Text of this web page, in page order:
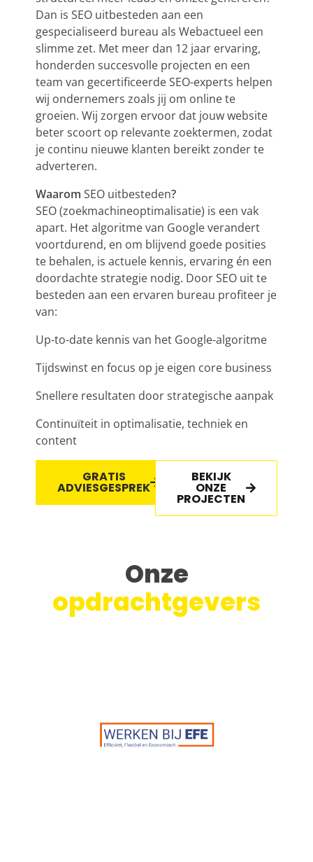
Dan is SEO uitbesteden aan een
gespecialiseerd bureau als Webactueel een
slimme zet. Met meer dan 12 jaar ervaring,
honderden succesvolle projecten en een
team van gecertificeerdeSEO-experts helpen
wij ondernemers zoals jij om online te
groeien. Wij zorgen ervoor dat jouw website
beter scoort op relevante zoektermen, zodat
je continu nieuwe klanten bereikt zonder te
adverteren.
Waarom SEO uitbesteden?
SEO(zoekmachineoptimalisatie) is een vak
apart. Het algoritme van Google verandert
voortdurend, en om blijvend goede posities
te behalen, is actuele kennis, ervaring én een
doordachte strategie nodig. DoorSEO uit te
besteden aan een ervaren bureau profiteer je
van:
Up-to-date kennis van het Google-algoritme
Tijdswinst en focus op je eigen core business
Snellere resultaten door strategische aanpak
Continuïteit in optimalisatie, techniek en
content
GRATIS
ADVIESGESPREK
BEKIJK
ONZE
PROJECTEN
Onze
opdrachtgevers